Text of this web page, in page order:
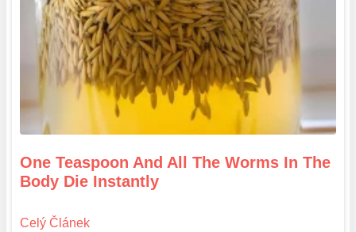
One Teaspoon And All The Worms In The
Body Die Instantly